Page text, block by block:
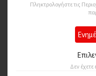
Πληκτρολογήστε τις
Δεν έχετε